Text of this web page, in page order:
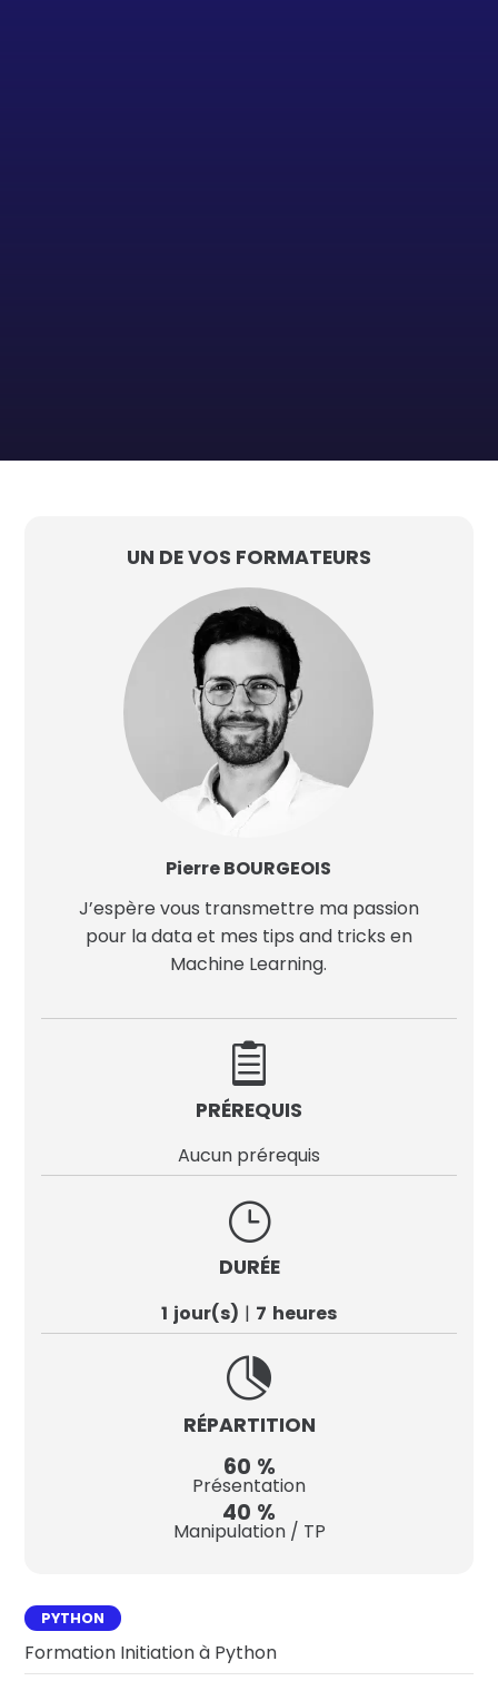
UN DE VOS FORMATEURS
Pierre BOURGEOIS
J’espère vous transmettre ma passion
pour la data et mes tips and tricks en
Machine Learning.

PRÉREQUIS
Aucun prérequis
}
DURÉE
1 jour(s) 7 heures

RÉPARTITION
60 %
Présentation
40 %
Manipulation / TP
PYTHON
Formation Initiation à Python